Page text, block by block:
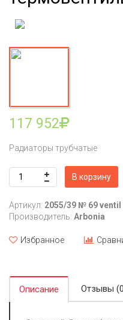
117 952
Радиаторы трубчатые
В корзину
Артикул: 2055/39 № 69 ventil
Производитель: Arbonia
Избранное
Описание Отзывы